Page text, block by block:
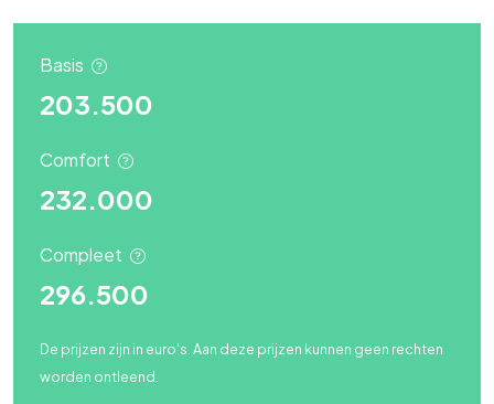
Basis
203.500
Comfort
232.000
Compleet
296.500
De prijzen zijn in euro's. Aan deze prijzen kunnen geen rechten
worden ontleend.